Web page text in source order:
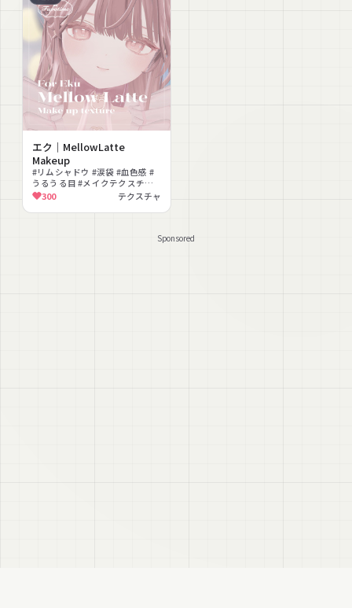
エク｜MellowLatte
Makeup
#リムシャドウ #涙袋 #血色感 #
うるうる目 #メイクテクスチャ #
アイテクスチャ #フェイステク
ャップ
300 テクスチャ
Sponsored